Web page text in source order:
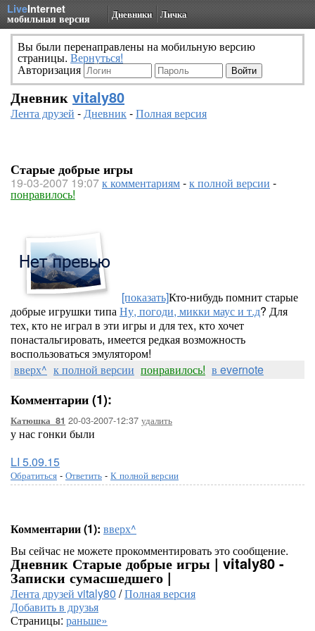
LiveInternet
мобильная версия Дневники Личка
Вы были перенаправлены на мобильную версию
страницы. Вернуться!
Авторизация
Дневник vitaly80
Лента друзей -Дневник-Полная версия
Старые добрые игры
19-03-2007 19:07к комментариям-к полной версии -
понравилось!
[показать]Кто-нибудь помнит старые
добрые игрушки типаНу, погоди, микки маус и т.д? Для
тех, кто не играл в эти игры и для тех, кто хочет
понастальгировать, имеется редкая возможность
воспользоваться эмулятором!
вверх^ к полной версии понравилось! в evernote
Комментарии (1):
Катюшка_81 20-03-2007-12:37 удалить
у нас гонки были
LI 5.09.15
Обратиться - Ответить - К полной версии
Комментарии (1): вверх^
Вы сейчас не можете прокомментировать это сообщение.
Дневник Старые добрые игры | vitaly80 -
Записки сумасшедшего |
Лента друзей vitaly80 /Полная версия
Добавить в друзья
Страницы: раньше»